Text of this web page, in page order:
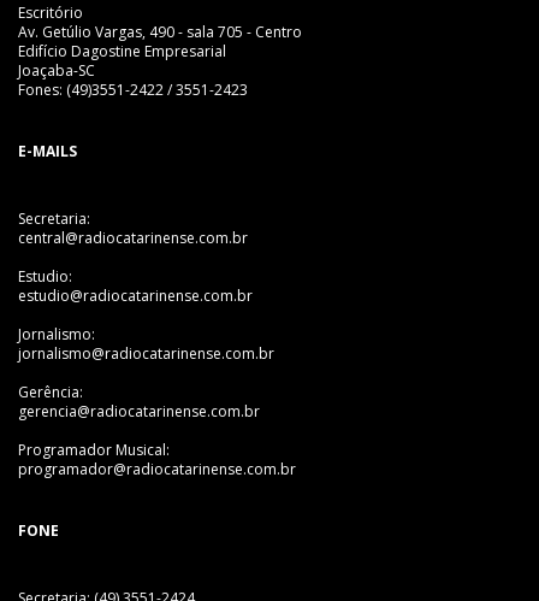
Escritório
Av. Getúlio Vargas, 490 - sala 705 - Centro
Edifício Dagostine Empresarial
Joaçaba-SC
Fones: (49)3551-2422 / 3551-2423
E-MAILS
Secretaria:
central@radiocatarinense.com.br
Estudio:
estudio@radiocatarinense.com.br
Jornalismo:
jornalismo@radiocatarinense.com.br
Gerência:
gerencia@radiocatarinense.com.br
Programador Musical:
programador@radiocatarinense.com.br
FONE